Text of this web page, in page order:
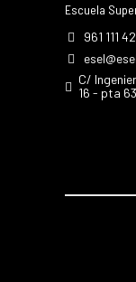
Escuela
961 111
C/
16 - pta